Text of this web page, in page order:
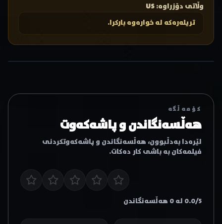
وڵاتی دۆزراوە:US
تریلەرەکە لە خوارەوە بارکرا.
کۆمەڵگە
هەڵسەنگاندن و پاشەکەوت
لێرەدا بەدڵبوون، هەڵسەنگاندن و پاشەکەوتکردنی
فیلمەکان بە باشی کار دەکات.
0.0/5 لە 0 هەڵسەنگاندن